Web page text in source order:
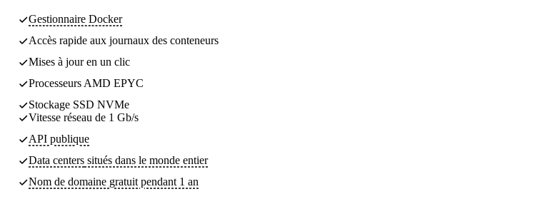
Gestionnaire Docker
Accès rapide aux journaux des conteneurs
Mises à jour en un clic
Processeurs AMD EPYC
Stockage SSD NVMe
Vitesse réseau de 1 Gb/s
API publique
Data centers situés dans le monde entier
Nom de domaine gratuit pendant 1 an